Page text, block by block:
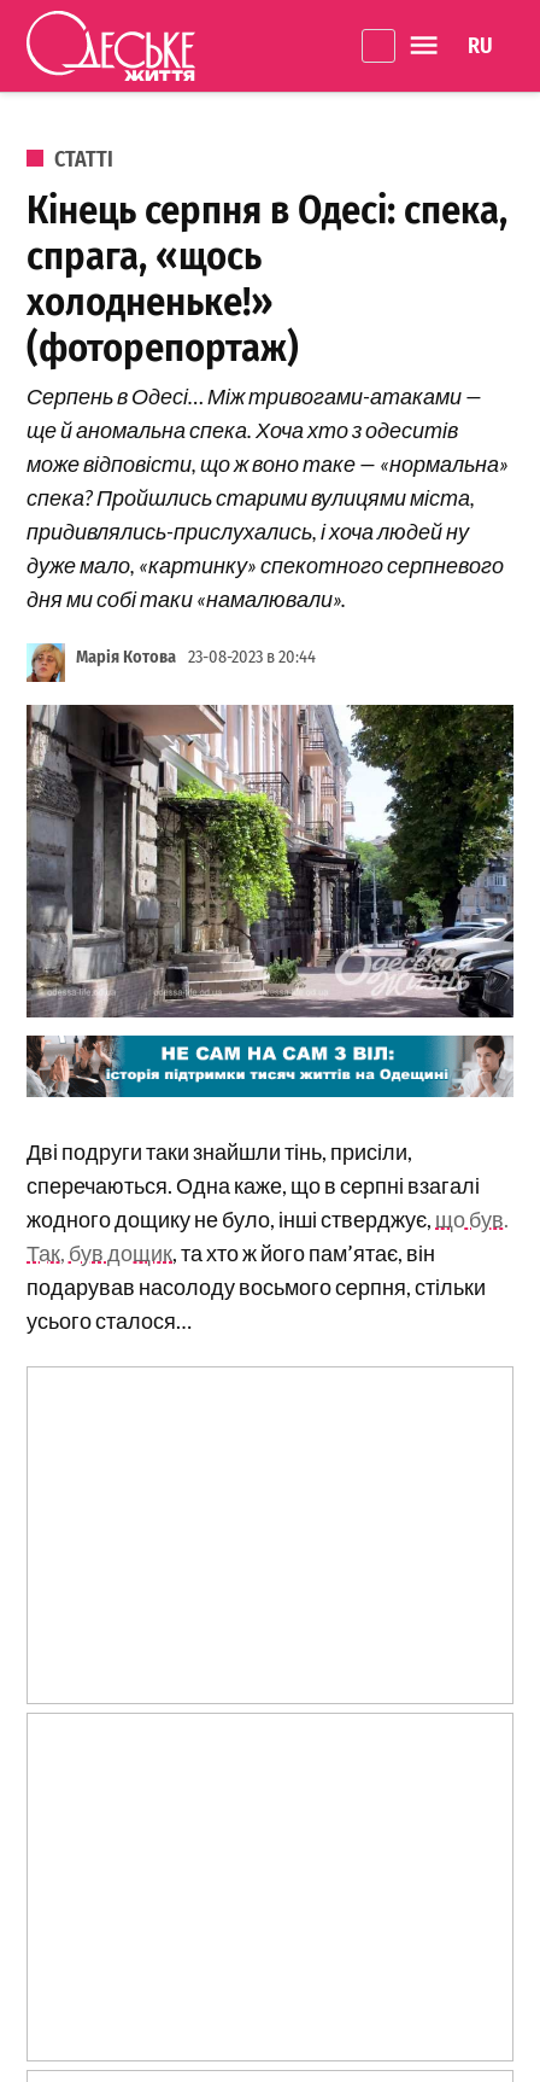
Перейти до вмісту
Життя
ОПУБЛІКОВАНО В
СТАТТІ
Кінець серпня в Одесі: спека,
спрага, «щось
холодненьке!»
(фоторепортаж)
Серпень в Одесі… Між тривогами-атаками —
ще й аномальна спека. Хоча хто з одеситів
може відповісти, що ж воно таке — «нормальна»
спека? Пройшлись старими вулицями міста,
придивлялись-прислухались, і хоча людей ну
дуже мало, «картинку» спекотного серпневого
дня ми собі таки «намалювали».
Марія Котова 23-08-2023 в 20:44
Дві подруги таки знайшли тінь, присіли,
сперечаються. Одна каже, що в серпні взагалі
жодного дощику не було, інші стверджує, що був.
Так, був дощик, та хто ж його пам’ятає, він
подарував насолоду восьмого серпня, стільки
усього сталося…